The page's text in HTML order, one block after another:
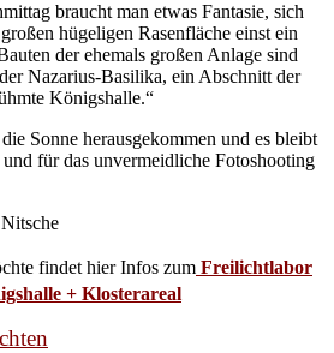
braucht man etwas Fantasie, sich
hügeligen Rasenfläche einst ein
der ehemals großen Anlage sind
Nazarius-Basilika, ein Abschnitt der
Königshalle.“
Sonne herausgekommen und es bleibt
für das unvermeidliche Fotoshooting
findet hier Infos zum Freilichtlabor
+ Klosterareal